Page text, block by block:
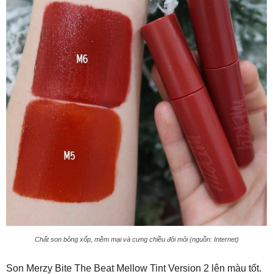
Chất son bông xốp, mềm mại và cưng chiều đôi môi (nguồn: Internet)
Son Merzy Bite The Beat Mellow Tint Version 2 lên màu tốt.